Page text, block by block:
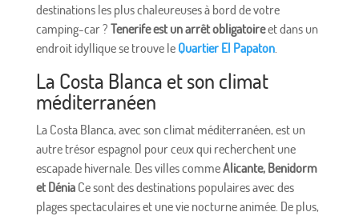
destinations les plus chaleureuses à bord de votre
camping-car ? Tenerife est un arrêt obligatoireet dans un
endroit idyllique se trouve le Quartier El Papaton.
La Costa Blanca et son climat
méditerranéen
La Costa Blanca, avec son climat méditerranéen, est un
autre trésor espagnol pour ceux qui recherchent une
escapade hivernale. Des villes commeAlicante, Benidorm
et DéniaCe sont des destinations populaires avec des
plages spectaculaires et une vie nocturne animée. De plus,